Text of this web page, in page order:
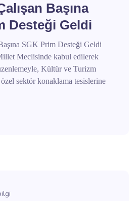
Başına
Desteği Geldi
SGK Prim Desteği Geldi
Meclisinde kabul edilerek
Kültür ve Turizm
sektör konaklama tesislerine